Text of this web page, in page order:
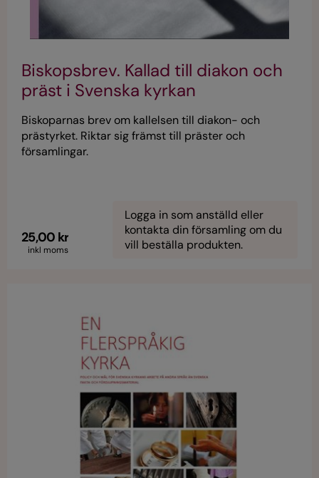
Biskopsbrev. Kallad till diakon och
präst i Svenska kyrkan
Biskoparnas brev om kallelsen till diakon- och
prästyrket. Riktar sig främst till präster och
församlingar.
25,00 kr
inkl moms
Logga in som anställd eller
kontakta din församling om du
vill beställa produkten.